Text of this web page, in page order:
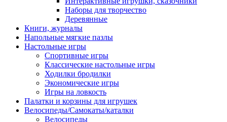
Наборы для творчество
Деревянные
Книги, журналы
Напольные мягкие пазлы
Настольные игры
Спортивные игры
Классические настольные игры
Ходилки бродилки
Экономические игры
Игры на ловкость
Палатки и корзины для игрушек
Велосипеды/Самокаты/каталки
Велосипеды